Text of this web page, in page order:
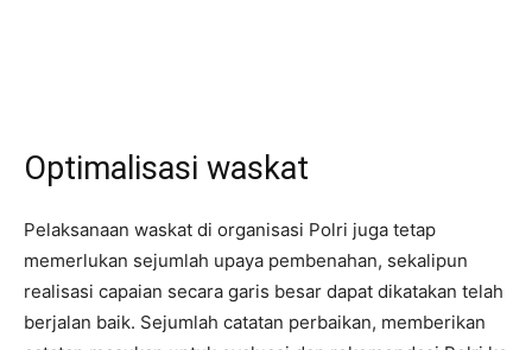
Optimalisasi waskat
Pelaksanaan waskat di organisasi Polri juga tetap
memerlukan sejumlah upaya pembenahan, sekalipun
realisasi capaian secara garis besar dapat dikatakan telah
berjalan baik. Sejumlah catatan perbaikan, memberikan